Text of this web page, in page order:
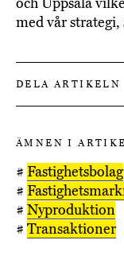
med vår
DELA ARTIKELN
ÄMNEN I
# Fastighetsbolag
#
# Nyproduktion
# Transaktioner